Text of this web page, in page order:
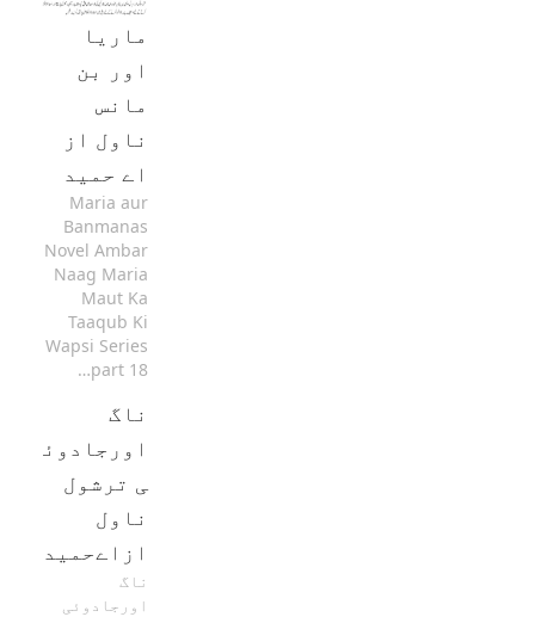
ماریا
اور بن
مانس
ناول از
اے حمید
Maria aur
Banmanas
Novel Ambar
Naag Maria
Maut Ka
Taaqub Ki
Wapsi Series
part 18…
ناگ
اورجادوئ
ی ترشول
ناول
ازاےحمید
ناگ
اورجادوئی